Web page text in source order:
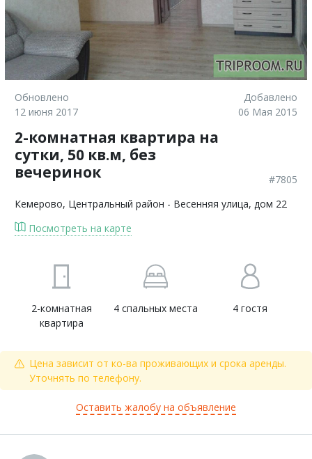
Обновлено
12 июня 2017
Добавлено
06 Мая 2015
2-комнатная квартира на
сутки, 50 кв.м, без
вечеринок
#7805
Кемерово, Центральный район - Весенняя улица, дом 22
Посмотреть на карте
2-комнатная
квартира
4 спальных места 4 гостя
Цена зависит от ко-ва проживающих и срока аренды.
Уточнять по телефону.
Оставить жалобу на объявление